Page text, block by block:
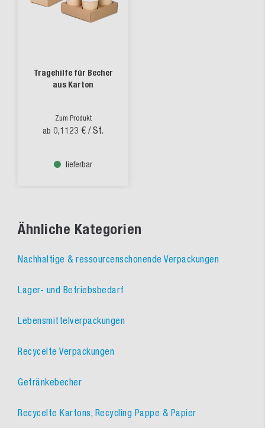
Tragehilfe für Becher
aus Karton
Zum Produkt
ab 0,1123 € / St.
lieferbar
Ähnliche Kategorien
Nachhaltige & ressourcenschonende Verpackungen
Lager- und Betriebsbedarf
Lebensmittelverpackungen
Recycelte Verpackungen
Getränkebecher
Recycelte Kartons, Recycling Pappe & Papier